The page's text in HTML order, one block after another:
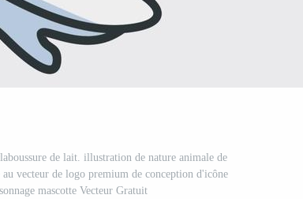
de lait. illustration de nature animale de
vecteur de logo premium de conception d'icône
mascotte Vecteur Gratuit